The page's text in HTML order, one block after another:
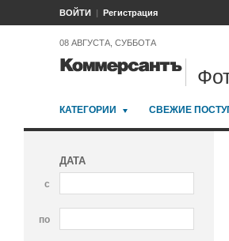
ВОЙТИ Регистрация
08 АВГУСТА, СУББОТА
КАТЕГОРИИ СВЕЖИЕ
ДАТА
с
по